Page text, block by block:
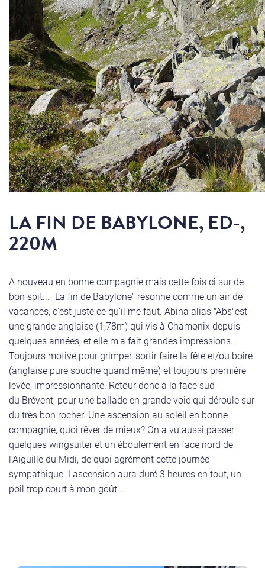
LA FIN DE BABYLONE, ED-,
220M
A nouveau en bonne compagnie mais cette fois ci sur de
bon spit... "La fin de Babylone" résonne comme un air de
vacances, c'est juste ce qu'il me faut. Abina alias "Abs"est
une grande anglaise (1,78m) qui vis à Chamonix depuis
quelques années, et elle m'a fait grandes impressions.
Toujours motivé pour grimper, sortir faire la fête et/ou boire
(anglaise pure souche quand même) et toujours première
levée, impressionnante. Retour donc à la face sud
du Brévent, pour une ballade en grande voie qui déroule sur
du très bon rocher. Une ascension au soleil en bonne
compagnie, quoi rêver de mieux? On a vu aussi passer
quelques wingsuiter et un éboulement en face nord de
l'Aiguille du Midi, de quoi agrément cette journée
sympathique. L'ascension aura duré 3 heures en tout, un
poil trop court à mon goût...